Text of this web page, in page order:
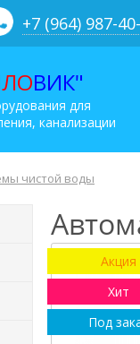
+7 (964) 987-
ВИК"
для
канализации
чистой воды
Акция
Хит
Под